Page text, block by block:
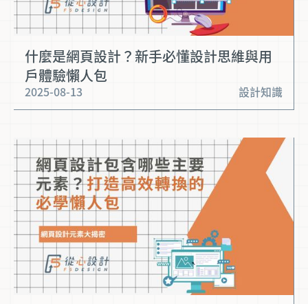
什麼是網頁設計？新手必懂設計思維與用
戶體驗懶人包
2025-08-13 設計知識